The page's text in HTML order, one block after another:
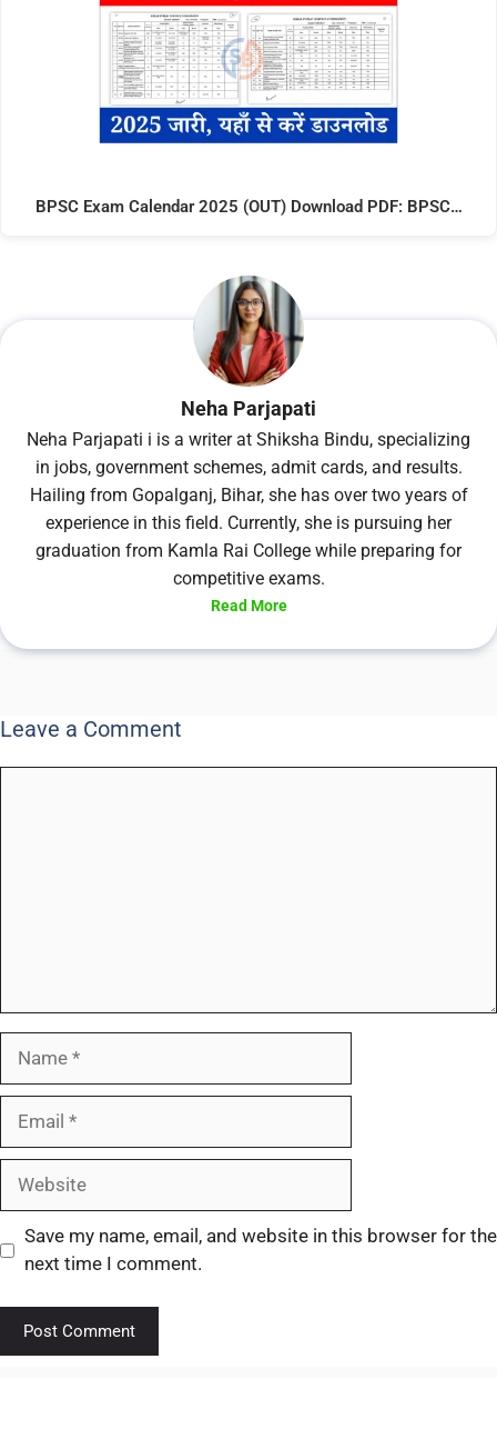
BPSC Exam Calendar 2025 (OUT) Download PDF: BPSC…
Neha Parjapati
Neha Parjapati i is a writer at Shiksha Bindu, specializing
in jobs, government schemes, admit cards, and results.
Hailing from Gopalganj, Bihar, she has over two years of
experience in this field. Currently, she is pursuing her
graduation from Kamla Rai College while preparing for
competitive exams.
Read More
Leave a Comment
Save my name, email, and website in this browser for the
next time I comment.